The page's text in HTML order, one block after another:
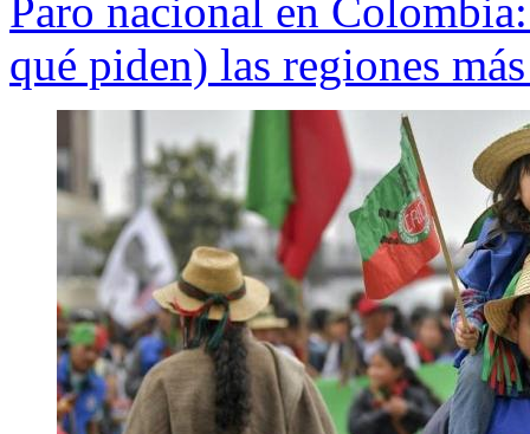
Paro nacional en
qué piden) las regiones